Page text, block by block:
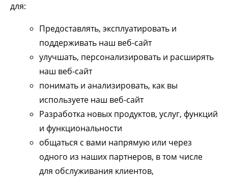
для:
Предоставлять, эксплуатировать и
поддерживать наш веб-сайт
улучшать, персонализировать и расширять
наш веб-сайт
понимать и анализировать, как вы
используете наш веб-сайт
Разработка новых продуктов, услуг, функций
и функциональности
общаться с вами напрямую или через
одного из наших партнеров, в том числе
для обслуживания клиентов,